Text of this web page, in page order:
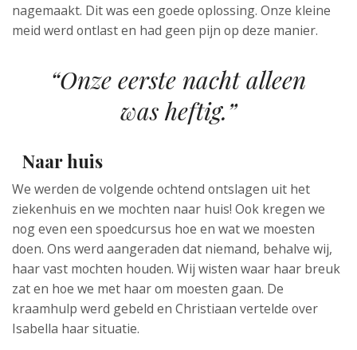
nagemaakt. Dit was een goede oplossing. Onze kleine
meid werd ontlast en had geen pijn op deze manier.
“Onze eerste nacht alleen
was heftig.”
Naar huis
We werden de volgende ochtend ontslagen uit het
ziekenhuis en we mochten naar huis! Ook kregen we
nog even een spoedcursus hoe en wat we moesten
doen. Ons werd aangeraden dat niemand, behalve wij,
haar vast mochten houden. Wij wisten waar haar breuk
zat en hoe we met haar om moesten gaan. De
kraamhulp werd gebeld en Christiaan vertelde over
Isabella haar situatie.